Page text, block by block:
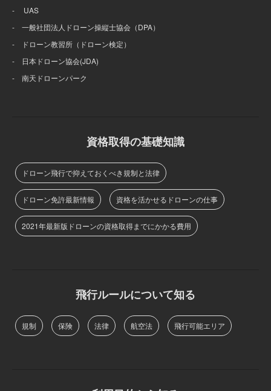
- UAS
- 一般社団法人ドローン操縦士協会（DPA）
- ドローン教習所（ドローン検定）
- 日本ドローン協会(JDA)
- 南天ドローンパーク
資格取得の基礎知識
ドローン飛行で抑えておくべき規制と法律
ドローン免許最新情報 資格を活かせるドローンの仕事
2021年最新版ドローンの資格取得までにかかる費用
飛行ルールについて知る
規制 保険 法律 航空法 飛行可能エリア